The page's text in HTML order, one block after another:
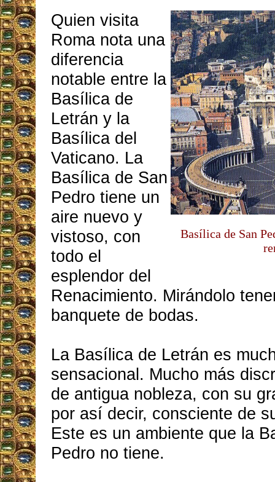
Basílica de San
Quien visita
Roma nota una
diferencia
notable entre la
Basílica de
Letrán y la
Basílica del
Vaticano. La
Basílica de San
Pedro tiene un
aire nuevo y
vistoso, con
todo el
esplendor del
Renacimiento. Mirándolo
banquete de bodas.
La Basílica de Letrán es
sensacional. Mucho más
de antigua nobleza, con su
por así decir, consciente de
Este es un ambiente que la
Pedro no tiene.